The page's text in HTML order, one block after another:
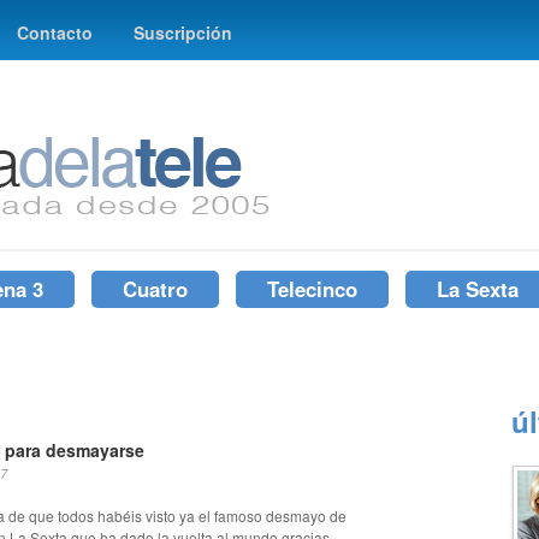
Contacto Suscripción
3 Cuatro Telecinco La Sexta
desmayarse
de que todos habéis visto ya el famoso desmayo de